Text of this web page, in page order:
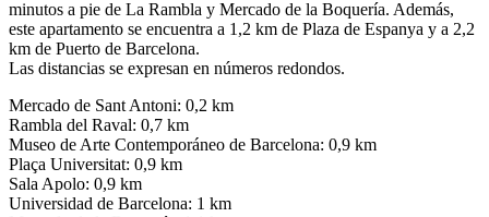
minutos a pie de La Rambla y Mercado de la Boquería. Además,
este apartamento se encuentra a 1,2 km de Plaza de Espanya y a 2,2
km de Puerto de Barcelona.
Las distancias se expresan en números redondos.
Mercado de Sant Antoni: 0,2 km
Rambla del Raval: 0,7 km
Museo de Arte Contemporáneo de Barcelona: 0,9 km
Plaça Universitat: 0,9 km
Sala Apolo: 0,9 km
Universidad de Barcelona: 1 km